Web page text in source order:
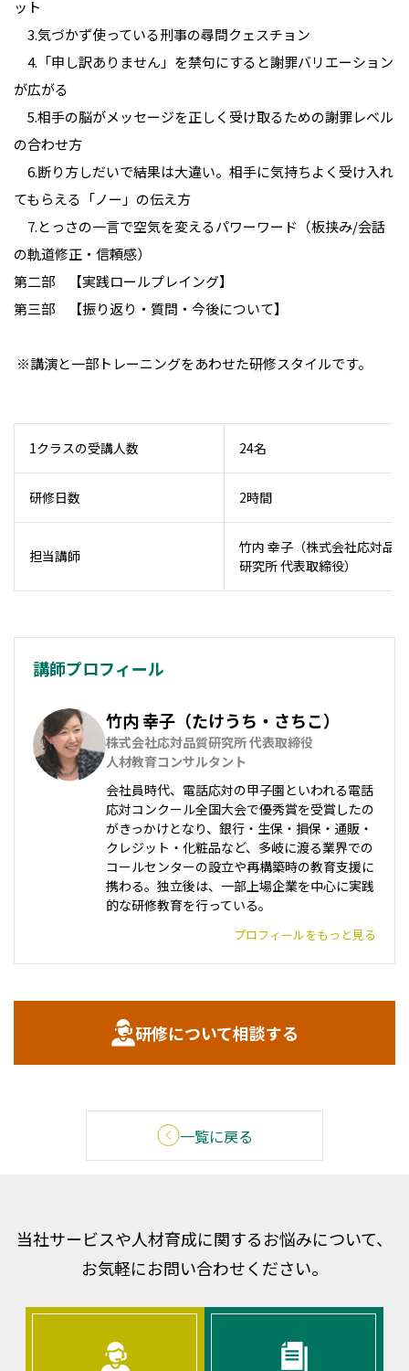
ット
3.気づかず使っている刑事の尋問クェスチョン
4.「申し訳ありません」を禁句にすると謝罪バリエーション
が広がる
5.相手の脳がメッセージを正しく受け取るための謝罪レベル
の合わせ方
6.断り方しだいで結果は大違い。相手に気持ちよく受け入れ
てもらえる「ノー」の伝え方
7.とっさの一言で空気を変えるパワーワード（板挟み/会話
の軌道修正・信頼感）
第二部 【実践ロールプレイング】
第三部 【振り返り・質問・今後について】
※講演と一部トレーニングをあわせた研修スタイルです。
1クラスの受講人数 24名
研修日数 2時間
担当講師
竹内 幸子（株式会社応対品質
研究所 代表取締役）
講師プロフィール
竹内 幸子（たけうち・さちこ）
株式会社応対品質研究所 代表取締役
人材教育コンサルタント
会社員時代、電話応対の甲子園といわれる電話
応対コンクール全国大会で優秀賞を受賞したの
がきっかけとなり、銀行・生保・損保・通販・
クレジット・化粧品など、多岐に渡る業界での
コールセンターの設立や再構築時の教育支援に
携わる。独立後は、一部上場企業を中心に実践
的な研修教育を行っている。
プロフィールをもっと見る
研修について相談する
一覧に戻る
当社サービスや人材育成に関するお悩みについて、
お気軽にお問い合わせください。